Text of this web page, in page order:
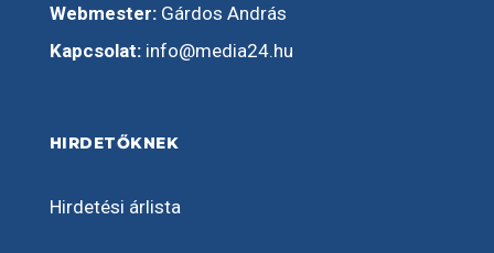
Webmester:Gárdos András
Kapcsolat: info@media24.hu
HIRDETŐKNEK
Hirdetési árlista